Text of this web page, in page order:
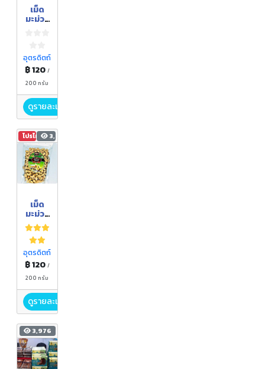
เม็ด
มะม่วง
รสอบ
น้ำ
เกลือ
อุตรดิตถ์
฿ 120 /
200 กรัม
ดูรายละเอียด
โปรโมชัน3,652
เม็ด
มะม่วง
หิมพาน
ต์
แปรรูป
รส
ทอด
แล้ว
อบ
อุตรดิตถ์
฿ 120 /
200 กรัม
ดูรายละเอียด
3,976